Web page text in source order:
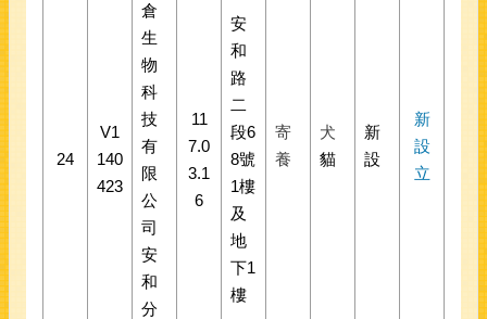
24
V1
140
423
倉
生
物
科
技
有
限
公
司
安
和
分
11
7.0
3.1
6
安
和
路
二
段6
8號
1樓
及
地
下1
樓
寄
養
犬
貓
新
設
新
設
立